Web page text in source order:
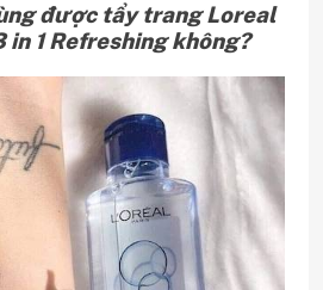
được tẩy trang Loreal
1 Refreshing không?